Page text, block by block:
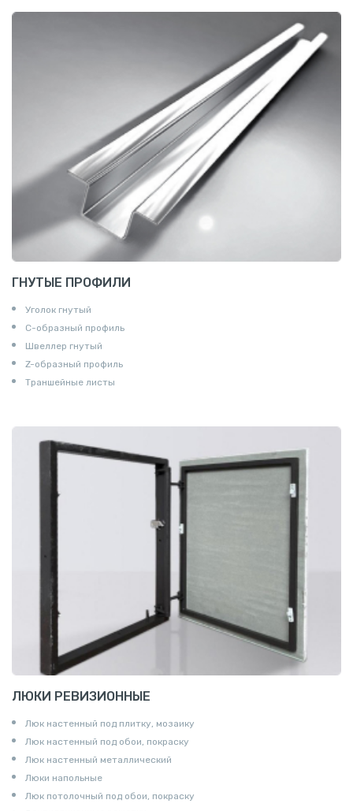
ГНУТЫЕ ПРОФИЛИ
Уголок гнутый
С-образный профиль
Швеллер гнутый
Z-образный профиль
Траншейные листы
ЛЮКИ РЕВИЗИОННЫЕ
Люк настенный под плитку, мозаику
Люк настенный под обои, покраску
Люк настенный металлический
Люки напольные
Люк потолочный под обои, покраску